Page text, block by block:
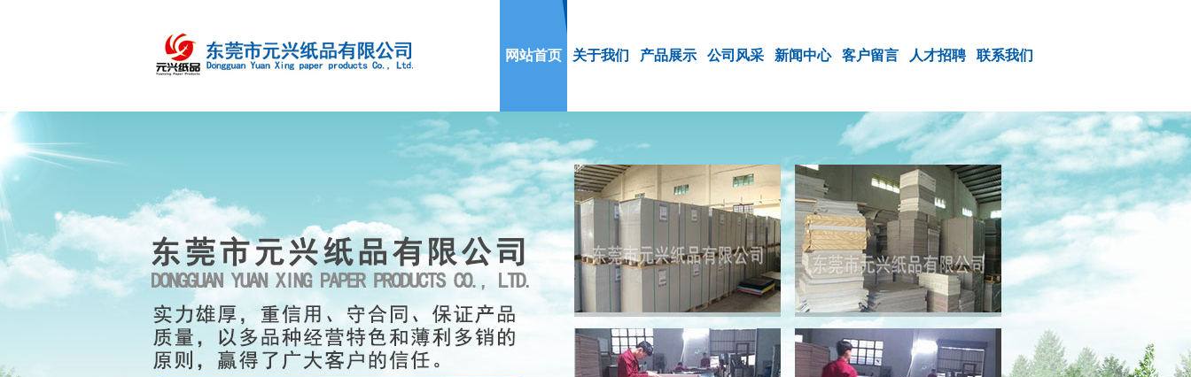
网站首页 关于我们 产品展示 公司风采 新闻中心 客户留言 人才招聘 联系我们